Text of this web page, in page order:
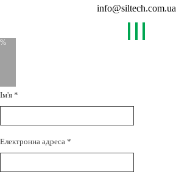
info@siltech.com.ua
Ім'я *
Електронна адреса *